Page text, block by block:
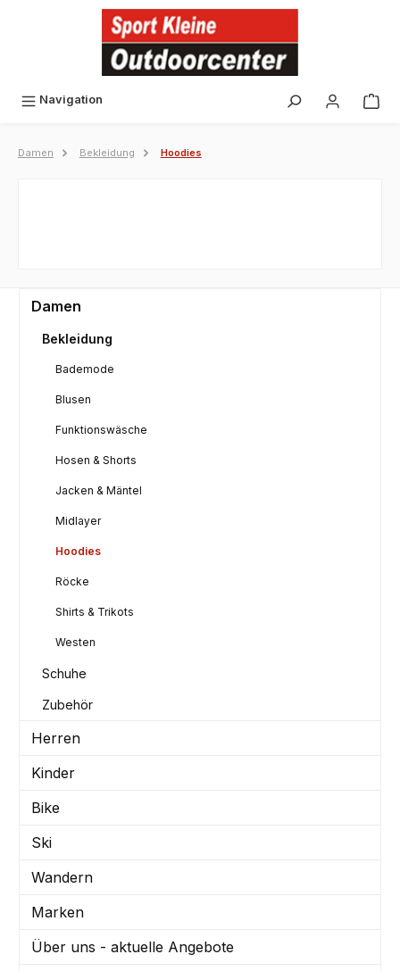
Navigation
Damen Bekleidung Hoodies
Damen
Bekleidung
Bademode
Blusen
Funktionswäsche
Hosen & Shorts
Jacken & Mäntel
Midlayer
Hoodies
Röcke
Shirts & Trikots
Westen
Schuhe
Zubehör
Herren
Kinder
Bike
Ski
Wandern
Marken
Über uns - aktuelle Angebote